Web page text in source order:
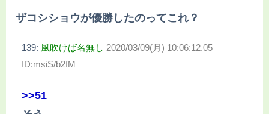
ザコシショウが優勝したのってこれ？
139: 風吹けば名無し 2020/03/09(月) 10:06:12.05
ID:msiS/b2fM
>>51